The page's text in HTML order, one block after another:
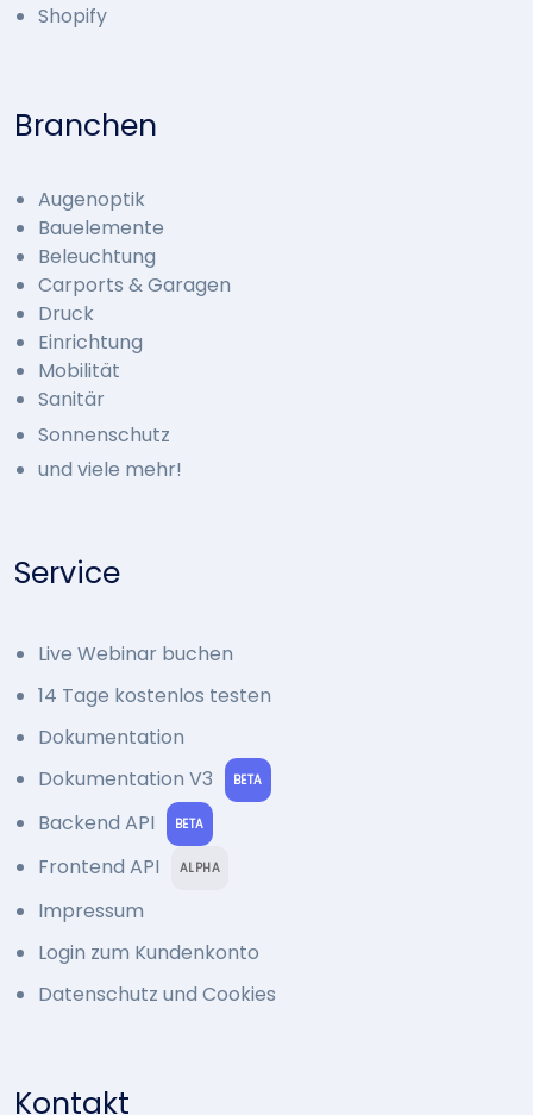
Shopify
Branchen
Augenoptik
Bauelemente
Beleuchtung
Carports & Garagen
Druck
Einrichtung
Mobilität
Sanitär
Sonnenschutz
und viele mehr!
Service
Live Webinar buchen
14 Tage kostenlos testen
Dokumentation
Dokumentation V3
BETA
Backend API BETA
Frontend API ALPHA
Impressum
Login zum Kundenkonto
Datenschutz und Cookies
Kontakt